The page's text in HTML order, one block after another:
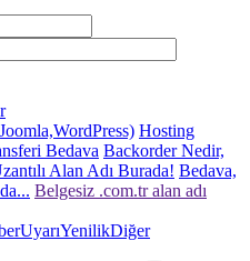
Hosting
Bedava Backorder Nedir,
Alan Adı Burada! Bedava,
Belgesiz .com.tr alan adı
UyarıYenilikDiğer